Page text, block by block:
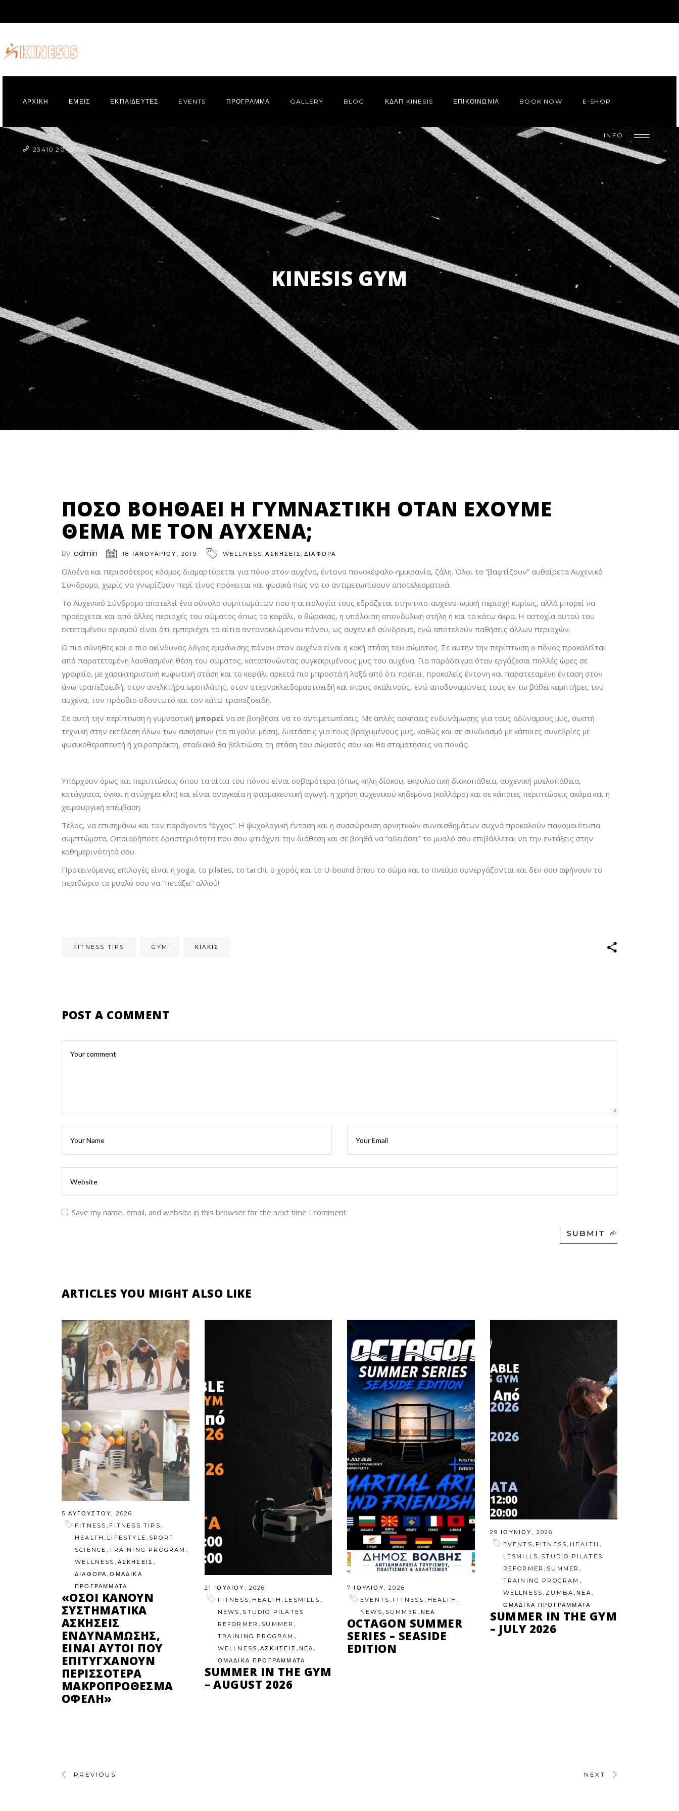
ΑΡΧΙΚΗ ΕΜΕΙΣ ΕΚΠΑΙΔΕΥΤΕΣ EVENTS ΠΡΌΓΡΑΜΜΑ GALLERY BLOG ΚΔΑΠ KINESIS ΕΠΙΚΟΙΝΩΝΙΑ BOOK NOW E-SHOP
23410 20450
INFO
KINESIS GYM
ΠΌΣΟ ΒΟΗΘΆΕΙ Η ΓΥΜΝΑΣΤΙΚΉ ΌΤΑΝ ΈΧΟΥΜΕ
ΘΈΜΑ ΜΕ ΤΟΝ ΑΥΧΈΝΑ;
By: admin 18 ΙΑΝΟΥΑΡΊΟΥ, 2019 WELLNESS,ΑΣΚΗΣΕΙΣ,ΔΙΑΦΟΡΑ
Ολοένα και περισσότερος κόσμος διαμαρτύρεται για πόνο στον αυχένα, έντονο πονοκέφαλο-ημικρανία, ζάλη. Όλοι το “βαφτίζουν” αυθαίρετα Αυχενικό
Σύνδρομο, χωρίς να γνωρίζουν περί τίνος πρόκειται και φυσικά πώς να το αντιμετωπίσουν αποτελεσματικά.
Το Αυχενικό Σύνδρομο αποτελεί ένα σύνολο συμπτωμάτων που η αιτιολογία τους εδράζεται στην ινιο-αυχενο-ωμική περιοχή κυρίως, αλλά μπορεί να
προέρχεται και από άλλες περιοχές του σώματος όπως το κεφάλι, ο θώρακας, η υπόλοιπη σπονδυλική στήλη ή και τα κάτω άκρα. Η αστοχία αυτού του
εκτεταμένου ορισμού είναι ότι εμπεριέχει τα αίτια αντανακλώμενου πόνου, ως αυχενικό σύνδρομο, ενώ αποτελούν παθήσεις άλλων περιοχών.
Ο πιο σύνηθες και ο πιο ακίνδυνος λόγος εμφάνισης πόνου στον αυχένα είναι η κακή στάση του σώματος. Σε αυτήν την περίπτωση ο πόνος προκαλείται
από παρατεταμένη λανθασμένη θέση του σώματος, καταπονώντας συγκεκριμένους μυς του αυχένα. Για παράδειγμα όταν εργάζεσαι πολλές ώρες σε
γραφείο, με χαρακτηριστική κυφωτική στάση και το κεφάλι αρκετά πιο μπροστά ή λοξά από ότι πρέπει, προκαλείς έντονη και παρατεταμένη ένταση στον
άνω τραπεζοειδή, στον ανελκτήρα ωμοπλάτης, στον στερνοκλειδομαστοειδή και στους σκαλινούς, ενώ αποδυναμώνεις τους εν τω βάθει καμπτήρες του
αυχένα, τον πρόσθιο οδοντωτό και τον κάτω τραπεζοειδή.
Σε αυτή την περίπτωση η γυμναστική μπορεί να σε βοηθήσει να το αντιμετωπίσεις. Με απλές ασκήσεις ενδυνάμωσης για τους αδύναμους μυς, σωστή
τεχνική στην εκτέλεση όλων των ασκήσεων (το πιγούνι μέσα), διατάσεις για τους βραχυμένους μυς, καθώς και σε συνδιασμό με κάποιες συνεδρίες με
φυσικοθεραπευτή ή χειροπράκτη, σταδιακά θα βελτιώσει τη στάση του σώματός σου και θα σταματήσεις να πονάς.
Υπάρχουν όμως και περιπτώσεις όπου τα αίτια του πόνου είναι σοβαρότερα (όπως κήλη δίσκου, εκφυλιστική δισκοπάθεια, αυχενική μυελοπάθεια,
κατάγματα, όγκοι ή ατύχημα κλπ) και είναι αναγκαία η φαρμακευτική αγωγή, η χρήση αυχενικού κηδεμόνα (κολλάρο) και σε κάποιες περιπτώσεις ακόμα και η
χειρουργική επέμβαση.
Τέλος, να επισημάνω και τον παράγοντα “άγχος”. Η ψυχολογική ένταση και η συσσώρευση αρνητικών συναισθημάτων συχνά προκαλούν πανομοιότυπα
συμπτώματα. Οποιαδήποτε δραστηριότητα που σου φτιάχνει την διάθεση και σε βοηθά να “αδειάσει” το μυαλό σου επιβάλλεται να την εντάξεις στην
καθημερινότητά σου.
Προτεινόμενες επιλογές είναι η yoga, το pilates, το tai chi, ο χορός και το U-bound όπου το σώμα και το πνεύμα συνεργάζονται και δεν σου αφήνουν το
περιθώριο το μυαλό σου να “πετάξει” αλλού!
FITNESS TIPS GYM ΚΙΛΚΊΣ
POST A COMMENT
Save my name, email, and website in this browser for the next time I comment.
SUBMIT
ARTICLES YOU MIGHT ALSO LIKE
5 ΑΥΓΟΎΣΤΟΥ, 2026
FITNESS , FITNESS TIPS ,
HEALTH , LIFESTYLE , SPORT
SCIENCE ,TRAINING PROGRAM ,
WELLNESS , ΑΣΚΗΣΕΙΣ ,
ΔΙΑΦΟΡΑ,ΟΜΑΔΙΚΑ
ΠΡΟΓΡΑΜΜΑΤΑ
«ΌΣΟΙ ΚΆΝΟΥΝ
ΣΥΣΤΗΜΑΤΙΚΆ
ΑΣΚΉΣΕΙΣ
ΕΝΔΥΝΆΜΩΣΗΣ,
ΕΊΝΑΙ ΑΥΤΟΊ ΠΟΥ
ΕΠΙΤΥΓΧΆΝΟΥΝ
ΠΕΡΙΣΣΌΤΕΡΑ
ΜΑΚΡΟΠΡΌΘΕΣΜΑ
ΟΦΈΛΗ»
21 ΙΟΥΛΊΟΥ, 2026
FITNESS
HEALTH LESMILLS
NEWS
STUDIO PILATES
REFORMER
SUMMER
TRAINING PROGRAM
WELLNESS ΑΣΚΗΣΕΙΣ ΝΕΑ
ΟΜΑΔΙΚΑ ΠΡΟΓΡΑΜΜΑΤΑ
SUMMER IN THE GYM
– AUGUST 2026
7 ΙΟΥΛΊΟΥ, 2026
EVENTS
FITNESS HEALTH
NEWS SUMMER ,ΝΕΑ
OCTAGON SUMMER
SERIES – SEASIDE
EDITION
29 ΙΟΥΝΊΟΥ, 2026
EVENTS
FITNESS HEALTH
LESMILLS
STUDIO PILATES
REFORMER
SUMMER
TRAINING PROGRAM
WELLNESS ZUMBA ,ΝΕΑ
ΟΜΑΔΙΚΑ ΠΡΟΓΡΑΜΜΑΤΑ
SUMMER IN THE GYM
– JULY 2026
PREVIOUS NEXT